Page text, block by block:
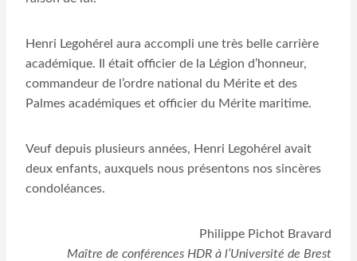
Henri Legohérel aura accompli une très belle carrière
académique. Il était officier de la Légion d’honneur,
commandeur de l’ordre national du Mérite et des
Palmes académiques et officier du Mérite maritime.
Veuf depuis plusieurs années, Henri Legohérel avait
deux enfants, auxquels nous présentons nos sincères
condoléances.
Philippe Pichot Bravard
Maître de conférences HDR à l’Université de Brest